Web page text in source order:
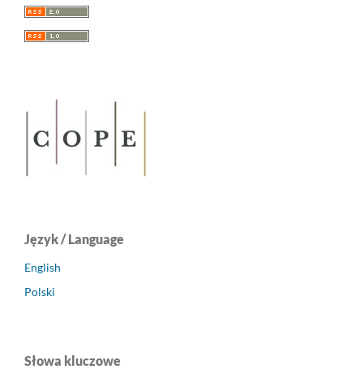
Język / Language
English
Polski
Słowa kluczowe